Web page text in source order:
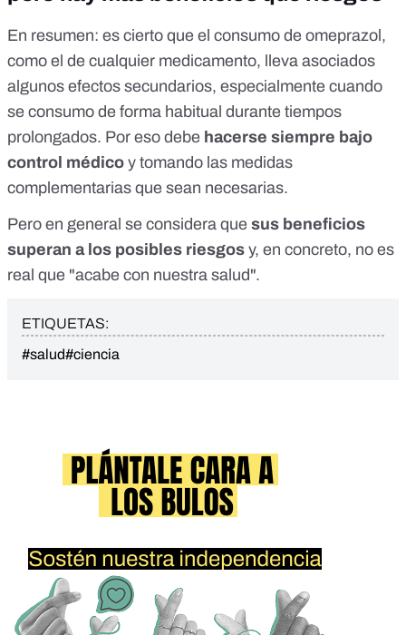
En resumen: es cierto que el consumo de omeprazol,
como el de cualquier medicamento, lleva asociados
algunos efectos secundarios, especialmente cuando
se consumo de forma habitual durante tiempos
prolongados. Por eso debe hacerse siempre bajo
control médico y tomando las medidas
complementarias que sean necesarias.
Pero en general se considera que sus beneficios
superan a los posibles riesgos y, en concreto, no es
real que "acabe con nuestra salud".
ETIQUETAS:
#salud#ciencia